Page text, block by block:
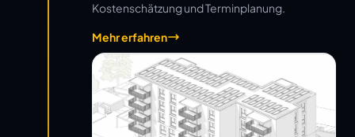
Kostenschätzung und Terminplanung.
Mehr erfahren